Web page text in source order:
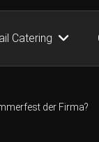
Catering
der Firma?